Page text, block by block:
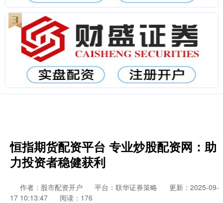
恒指期货配资平台 专业炒股配资网：助
力投资者稳健获利
作者：股市配资开户 平台：联华证券策略
更新：2025-09-
17 10:13:47
阅读：176